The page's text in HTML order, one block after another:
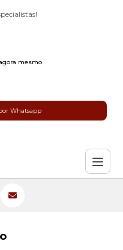
mesmo
Whatsapp